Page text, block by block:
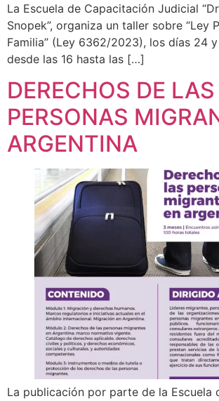
La Escuela de Capacitación Judicial
Snopek”, organiza un taller sobre “Ley
Familia” (Ley 6362/2023), los días 24
desde las 16 hasta las […]
DERECHOS DE LAS
PERSONAS
ARGENTINA
La publicación por parte de la Escuela